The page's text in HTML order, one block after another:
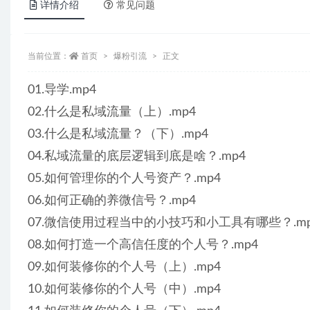
详情介绍 常见问题
当前位置： 首页 爆粉引流 正文
01.导学.mp4
02.什么是私域流量（上）.mp4
03.什么是私域流量？（下）.mp4
04.私域流量的底层逻辑到底是啥？.mp4
05.如何管理你的个人号资产？.mp4
06.如何正确的养微信号？.mp4
07.微信使用过程当中的小技巧和小工具有哪些？
08.如何打造一个高信任度的个人号？.mp4
09.如何装修你的个人号（上）.mp4
10.如何装修你的个人号（中）.mp4